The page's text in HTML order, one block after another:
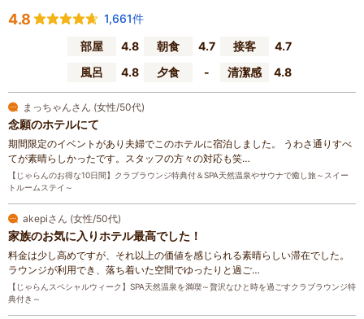
4.8
1,661件
部屋
4.8 朝食 4.7 接客
4.7
風呂
4.8 夕食 - 清潔感 4.8
まっちゃんさん (女性/50代)
念願のホテルにて
期間限定のイベントがあり夫婦でこのホテルに宿泊しました。 うわさ通りすべ
てが素晴らしかったです。スタッフの方々の対応も笑…
【じゃらんのお得な10日間】クラブラウンジ特典付＆SPA天然温泉やサウナで癒し旅～スイー
トルームステイ～
akepiさん (女性/50代)
家族のお気に入りホテル最高でした！
料金は少し高めですが、それ以上の価値を感じられる素晴らしい滞在でした。
ラウンジが利用でき、落ち着いた空間でゆったりと過ご…
【じゃらんスペシャルウィーク】SPA天然温泉を満喫～贅沢なひと時を過ごすクラブラウンジ特
典付き～